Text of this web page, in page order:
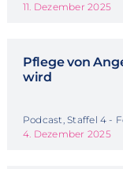
11. Dezember 2025
Pflege von
wird
Podcast, Staffel 4 -
4. Dezember 2025